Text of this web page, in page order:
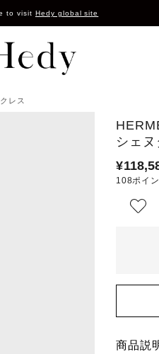
to visit Hedy global site
レス
シェ
¥
108ポイ
商品説